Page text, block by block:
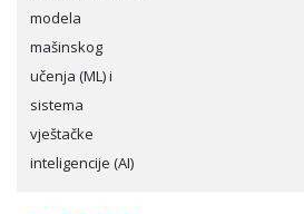
modela
mašinskog
učenja (ML) i
sistema
vještačke
inteligencije (AI)